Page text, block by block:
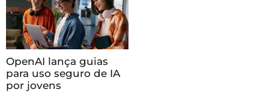
OpenAI lança guias
para uso seguro de IA
por jovens